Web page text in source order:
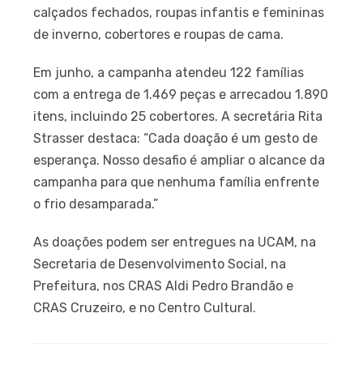
calçados fechados, roupas infantis e femininas
de inverno, cobertores e roupas de cama.
Em junho, a campanha atendeu 122 famílias
com a entrega de 1.469 peças e arrecadou 1.890
itens, incluindo 25 cobertores. A secretária Rita
Strasser destaca: “Cada doação é um gesto de
esperança. Nosso desafio é ampliar o alcance da
campanha para que nenhuma família enfrente
o frio desamparada.”
As doações podem ser entregues na UCAM, na
Secretaria de Desenvolvimento Social, na
Prefeitura, nos CRAS Aldi Pedro Brandão e
CRAS Cruzeiro, e no Centro Cultural.